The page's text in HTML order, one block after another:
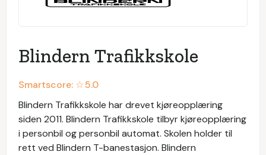
Blindern Trafikkskole
Smartscore: ☆5.0
Blindern Trafikkskole har drevet kjøreopplæring
siden 2011. Blindern Trafikkskole tilbyr kjøreopplæring
i personbil og personbil automat. Skolen holder til
rett ved Blindern T-banestasjon. Blindern